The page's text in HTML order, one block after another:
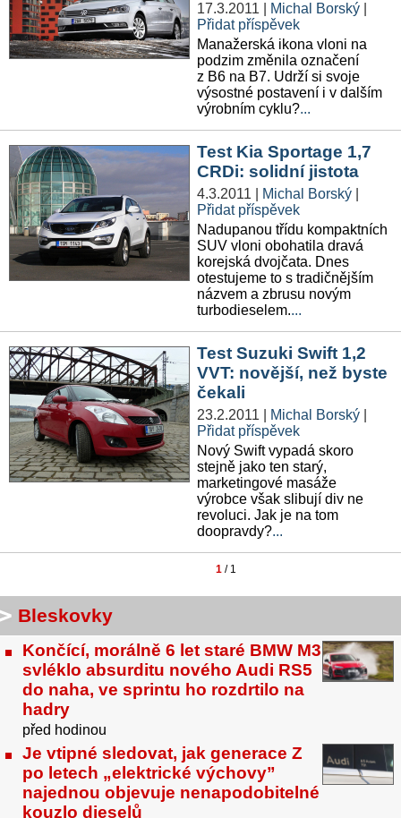
17.3.2011 Michal Borský
Přidat příspěvek
Manažerská ikona vloni na
podzim změnila označení
z B6 na B7. Udrží si svoje
výsostné postavení i v dalším
výrobním cyklu?...
Test Kia Sportage 1,7
CRDi: solidní jistota
4.3.2011 Michal Borský
Přidat příspěvek
Nadupanou třídu kompaktních
SUV vloni obohatila dravá
korejská dvojčata. Dnes
otestujeme to s tradičnějším
názvem a zbrusu novým
turbodieselem....
Test Suzuki Swift 1,2
VVT: novější, než byste
čekali
23.2.2011 Michal Borský
Přidat příspěvek
Nový Swift vypadá skoro
stejně jako ten starý,
marketingové masáže
výrobce však slibují div ne
revoluci. Jak je na tom
doopravdy?...
1 / 1
Bleskovky
Končící, morálně 6 let staré BMW M3
svléklo absurditu nového Audi RS5
do naha, ve sprintu ho rozdrtilo na
hadry
před hodinou
Je vtipné sledovat, jak generace Z
po letech „elektrické výchovy”
najednou objevuje nenapodobitelné
kouzlo dieselů